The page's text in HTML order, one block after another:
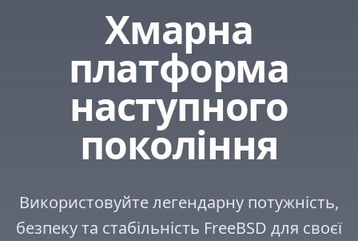
Хмарна
платформа
наступного
покоління
Використовуйте легендарну потужність,
безпеку та стабільність FreeBSD для своєї